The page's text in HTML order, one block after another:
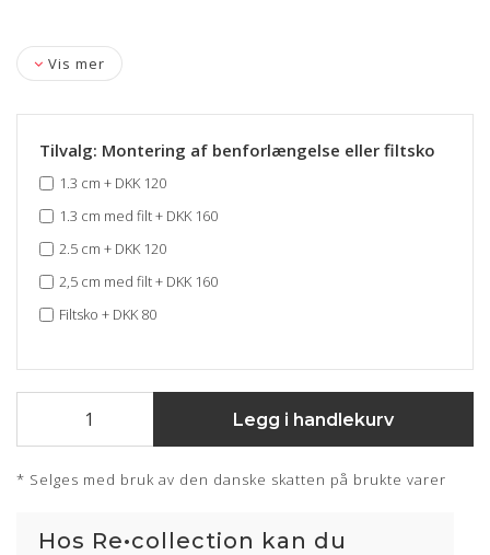
Vis mer
Tilvalg: Montering af benforlængelse eller filtsko
1.3 cm + DKK 120
1.3 cm med filt+ DKK 160
2.5 cm + DKK 120
2,5 cm med filt+ DKK 160
Filtsko + DKK 80
Legg i handlekurv
* Selges med bruk av den danske skatten på brukte varer
Hos Re•collection kan du